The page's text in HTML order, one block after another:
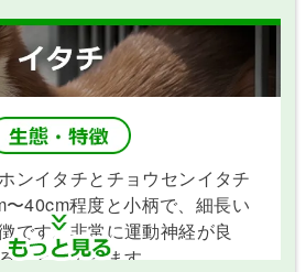
非常に得意です。屋根の隙間
に壊して屋根裏へ侵入しま
食べますが、見た目の可愛さ
く、非常に凶暴です。ペット
ンイタチとチョウセンイタチ
40cm程度と小柄で、細長い
です。非常に運動神経が良
ことができます。